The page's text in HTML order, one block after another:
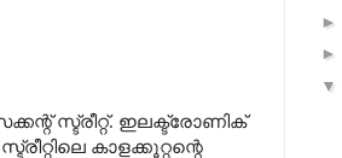
സ്ട്രീറ്റ്. ഇലക്ട്രോണിക്
കാളക്കൂറ്റന്റെ
►
►
▼